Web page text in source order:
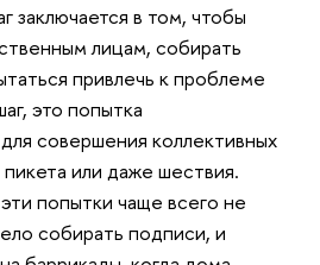
заключается в том, чтобы
лицам, собирать
привлечь к проблеме
это попытка
совершения коллективных
или даже шествия.
попытки чаще всего не
собирать подписи, и